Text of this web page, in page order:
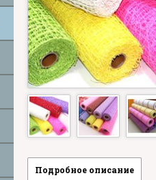
Подробное описание